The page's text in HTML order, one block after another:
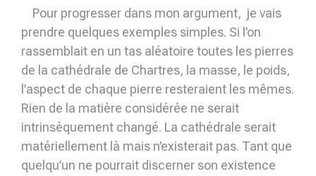
Pour progresser dans mon argument, je vais
prendre quelques exemples simples. Si l’on
rassemblait en un tas aléatoire toutes les pierres
de la cathédrale de Chartres, la masse, le poids,
l’aspect de chaque pierre resteraient les mêmes.
Rien de la matière considérée ne serait
intrinsèquement changé. La cathédrale serait
matériellement là mais n’existerait pas. Tant que
quelqu’un ne pourrait discerner son existence